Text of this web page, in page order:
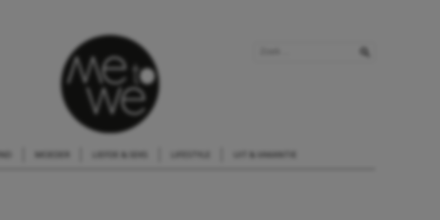
MOEDER LIEFDE & SEKS UIT & VAKANTIE